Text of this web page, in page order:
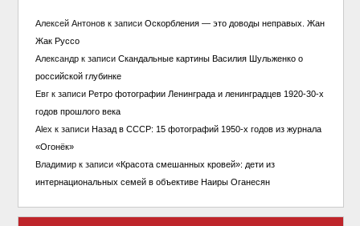
Алексей Антоновк записи Оскорбления — это доводы неправых. Жан
Жак Руссо
Александрк записи Скандальные картины Василия Шульженко о
российской глубинке
Евгк записи Ретро фотографии Ленинграда и ленинградцев 1920-30-х
годов прошлого века
Alex к записи Назад в СССР: 15 фотографий 1950-х годов из журнала
«Огонёк»
Владимирк записи «Красота смешанных кровей»: дети из
интернациональных семей в объективе Наиры Оганесян